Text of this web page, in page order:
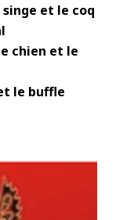
et le coq
chien et le
le buffle